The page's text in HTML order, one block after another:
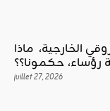
الخارجية، ماذا
رؤساء، حكمونا؟؟
juillet 27, 2026